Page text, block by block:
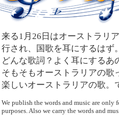
来る1月26日はオーストラリ
行され、国歌を耳にするはず
どんな歌詞？よく耳にする
そもそもオーストラリアの歌
楽しいオーストラリアの歌。
We publish the words and music are only
purposes. Also we carry the words and